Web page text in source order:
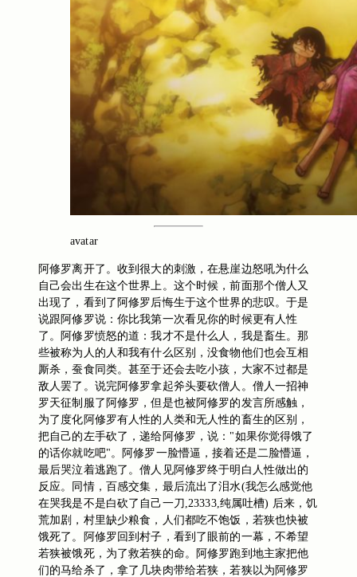
avatar
阿修罗离开了。收到很大的刺激，在悬崖边怒吼为什么
自己会出生在这个世界上。这个时候，前面那个僧人又
出现了，看到了阿修罗后悔生于这个世界的悲叹。于是
说跟阿修罗说：你比我第一次看见你的时候更有人性
了。阿修罗愤怒的道：我才不是什么人，我是畜生。那
些被称为人的人和我有什么区别，没食物他们也会互相
厮杀，蚕食同类。甚至于还会去吃小孩，大家不过都是
敌人罢了。说完阿修罗拿起斧头要砍僧人。僧人一招神
罗天征制服了阿修罗，但是也被阿修罗的发言所感触，
为了度化阿修罗有人性的人类和无人性的畜生的区别，
把自己的左手砍了，递给阿修罗，说："如果你觉得饿了
的话你就吃吧"。阿修罗一脸懵逼，接着还是二脸懵逼，
最后哭泣着逃跑了。僧人见阿修罗终于明白人性做出的
反应。同情，百感交集，最后流出了泪水(我怎么感觉他
在哭我是不是白砍了自己一刀 ,23333,纯属吐槽) 后来，饥
荒加剧，村里缺少粮食，人们都吃不饱饭，若狭也快被
饿死了。阿修罗回到村子，看到了眼前的一幕，不希望
若狭被饿死，为了救若狭的命。阿修罗跑到地主家把他
们的马给杀了，拿了几块肉带给若狭，若狭以为阿修罗